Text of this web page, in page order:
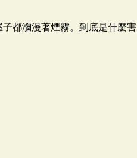
都瀰漫著煙霧。到底是什麼害